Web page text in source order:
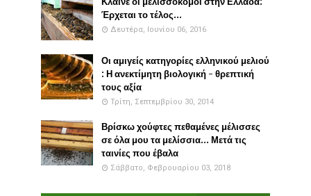
Έρχεται το τέλος...
Δευτέρα, Ιουνίου 06, 2016
Οι αμιγείς κατηγορίες ελληνικού μελιού
: Η ανεκτίμητη βιολογική - θρεπτική
τους αξία
Τρίτη, Σεπτεμβρίου 30, 2014
Βρίσκω χούφτες πεθαμένες μέλισσες
σε όλα μου τα μελίσσια... Μετά τις
ταινίες που έβαλα
Σάββατο, Φεβρουαρίου 03, 2018